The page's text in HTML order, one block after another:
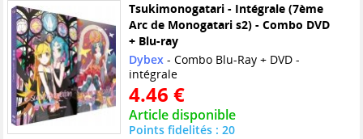
Tsukimonogatari - Intégrale (7ème
Arc de Monogatari s2) - Combo DVD
+ Blu-ray
Dybex- Combo Blu-Ray + DVD -
intégrale
4.46 €
Article disponible
Points fidelités : 20